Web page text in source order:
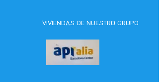
VIVIENDAS DE NUESTRO GRUPO